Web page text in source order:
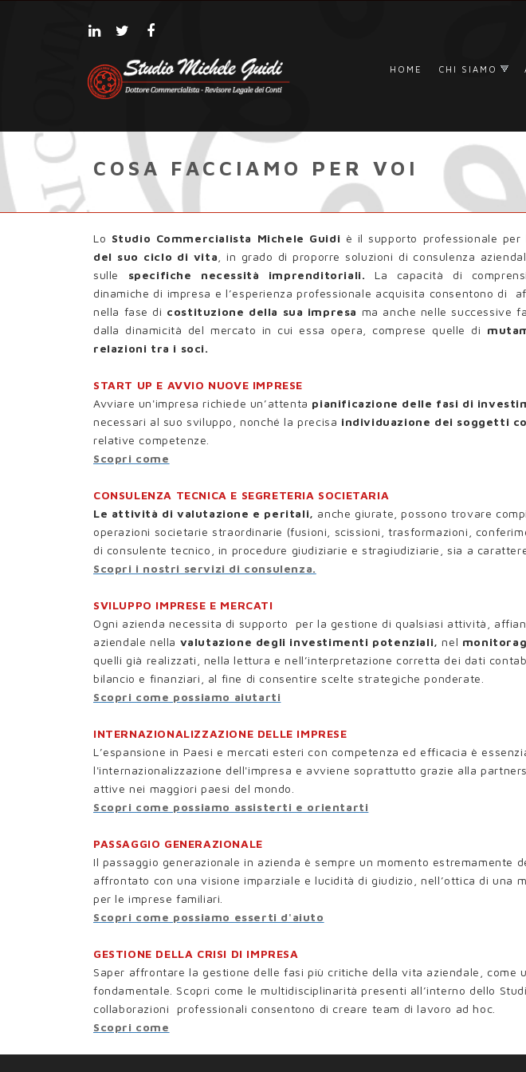
HOME CHI SIAMO
COSA FACCIAMO PER VOI
Lo Studio Commercialista Michele Guidi è il supporto professionale per
del suo ciclo di vita , in grado di proporre soluzioni di consulenza
sulle specifiche necessità imprenditoriali. La capacità di
dinamiche di impresa e l’esperienza professionale acquisita consentono di
nella fase di costituzione della sua impresa ma anche nelle successive
dalla dinamicità del mercato in cui essa opera, comprese quelle di
relazioni tra i soci.
START UP E AVVIO NUOVE IMPRESE
Avviare un'impresa richiede un’attenta pianificazione delle fasi di
necessari al suo sviluppo, nonché la precisa individuazione dei soggetti
relative competenze.
Scopri come
CONSULENZA TECNICA E SEGRETERIA SOCIETARIA
Le attività di valutazione e peritali, anche giurate, possono trovare
operazioni societarie straordinarie (fusioni, scissioni, trasformazioni,
di consulente tecnico, in procedure giudiziarie e stragiudiziarie, sia a
Scopri i nostri servizi di consulenza.
SVILUPPO IMPRESE E MERCATI
Ogni azienda necessita di supporto per la gestione di qualsiasi attività,
aziendale nella valutazione degli investimenti potenziali, nel
quelli già realizzati, nella lettura e nell’interpretazione corretta dei dati
bilancio e finanziari, al fine di consentire scelte strategiche ponderate.
Scopri come possiamo aiutarti
INTERNAZIONALIZZAZIONE DELLE IMPRESE
L’espansione in Paesi e mercati esteri con competenza ed efficacia è
l'internazionalizzazione dell'impresa e avviene soprattutto grazie alla
attive nei maggiori paesi del mondo.
Scopri come possiamo assisterti e orientarti
PASSAGGIO GENERAZIONALE
Il passaggio generazionale in azienda è sempre un momento estremamente
affrontato con una visione imparziale e lucidità di giudizio, nell’ottica di una
per le imprese familiari.
Scopri come possiamo esserti d'aiuto
GESTIONE DELLA CRISI DI IMPRESA
Saper affrontare la gestione delle fasi più critiche della vita aziendale, come
fondamentale. Scopri come le multidisciplinarità presenti all’interno dello
collaborazioni professionali consentono di creare team di lavoro ad hoc.
Scopri come